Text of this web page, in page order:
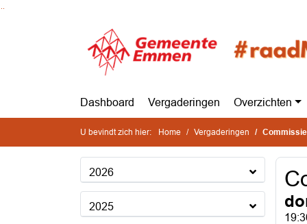
Dashboard Vergaderingen Overzichten
U bevindt zich hier: Home Vergaderingen
2026
2025